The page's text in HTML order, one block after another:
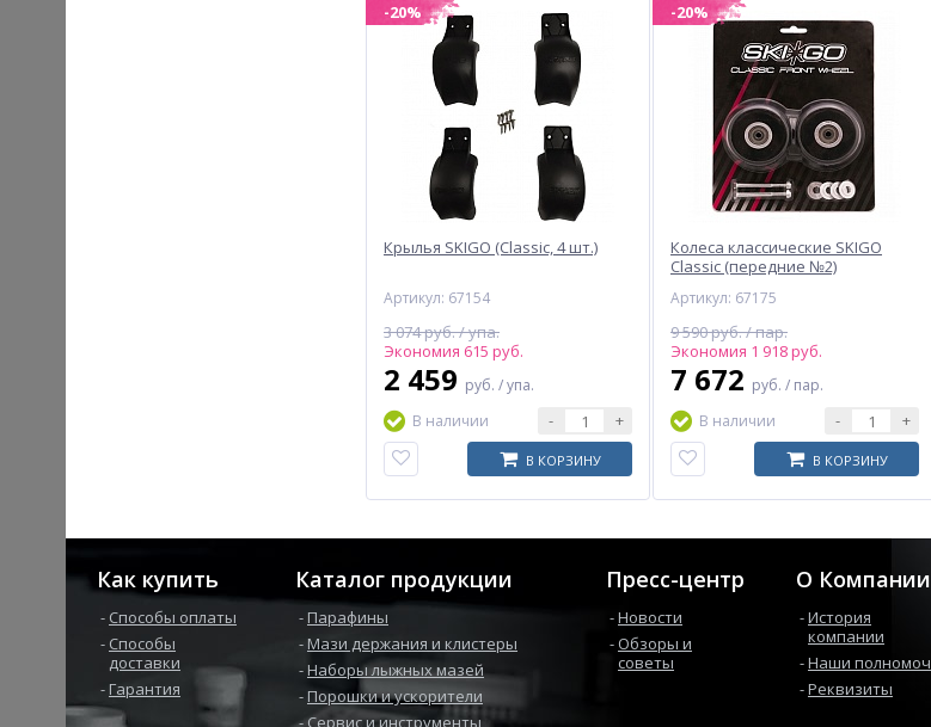
-20%
Крылья SKIGO (Classic, 4 шт.)
Артикул: 67154
3 074 руб. / упа.
Экономия 615 руб.
2 459 руб. / упа.
В наличии
- +
В КОРЗИНУ
-20%
Колеса классические SKIGO
Classic (передние №2)
Артикул: 67175
9 590 руб. / пар.
Экономия 1 918 руб.
7 672 руб. / пар.
В наличии
- +
В КОРЗИНУ
Как купить
Способы оплаты
Способы
доставки
Гарантия
Каталог продукции
Парафины
Мази держания и клистеры
Наборы лыжных мазей
Порошки и ускорители
Сервис и инструменты
Пресс-центр
Новости
Обзоры и
советы
О Компании
История
компании
Наши
Реквизиты